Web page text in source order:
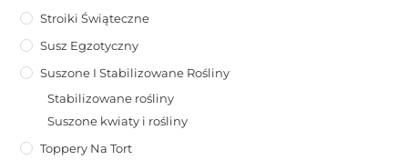
Stroiki Świąteczne
Susz Egzotyczny
Suszone I Stabilizowane Rośliny
Stabilizowane rośliny
Suszone kwiaty i rośliny
Toppery Na Tort